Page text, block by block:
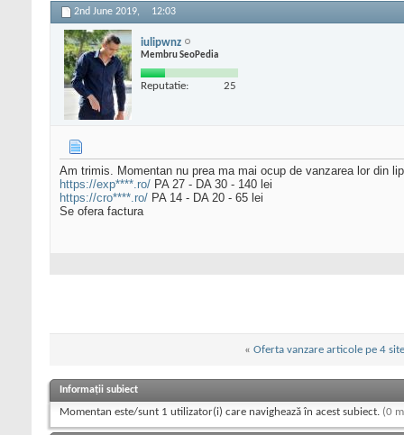
2nd June 2019, 12:03
iulipwnz
Membru SeoPedia
Reputatie: 25
Am trimis. Momentan nu prea ma mai ocup de vanzarea lor din
https://exp****.ro/ PA 27 - DA 30 - 140 lei
https://cro****.ro/ PA 14 - DA 20 - 65 lei
Se ofera factura
« Oferta vanzare articole pe 4
Informații subiect
Momentan este/sunt 1 utilizator(i) care navighează în acest subiect. (0